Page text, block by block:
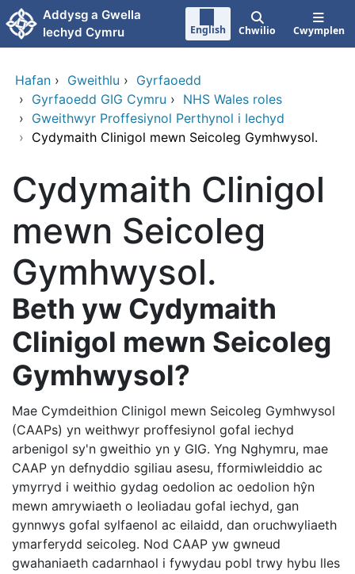
Neidio i'r prif gynnwy
Addysg a Gwella
Iechyd Cymru
English Chwilio Cwymplen
Hafan › Gweithlu › Gyrfaoedd
› Gyrfaoedd GIG Cymru › NHS Wales roles
› Gweithwyr Proffesiynol Perthynol i Iechyd
› Cydymaith Clinigol mewn Seicoleg Gymhwysol.
Cydymaith Clinigol
mewn Seicoleg
Gymhwysol.
Beth yw Cydymaith
Clinigol mewn Seicoleg
Gymhwysol?
Mae Cymdeithion Clinigol mewn Seicoleg Gymhwysol
(CAAPs) yn weithwyr proffesiynol gofal iechyd
arbenigol sy'n gweithio yn y GIG. Yng Nghymru, mae
CAAP yn defnyddio sgiliau asesu, fformiwleiddio ac
ymyrryd i weithio gydag oedolion ac oedolion hŷn
mewn amrywiaeth o leoliadau gofal iechyd, gan
gynnwys gofal sylfaenol ac eilaidd, dan oruchwyliaeth
ymarferydd seicoleg. Nod CAAP yw gwneud
gwahaniaeth cadarnhaol i fywydau pobl trwy hybu lles